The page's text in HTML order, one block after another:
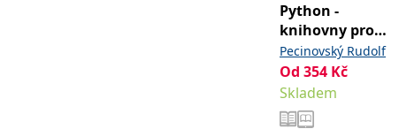
Python -
knihovny pro
práci s daty
Pecinovský Rudolf
Od 354 Kč
Skladem